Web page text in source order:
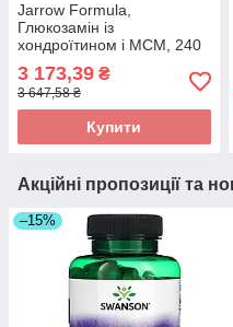
Jarrow Formula,
Глюкозамін із
хондроїтином і МСМ, 240
капсул оригінал
3 173,39 ₴
3 647,58 ₴
Купити
Акційні пропозиції та
–15%